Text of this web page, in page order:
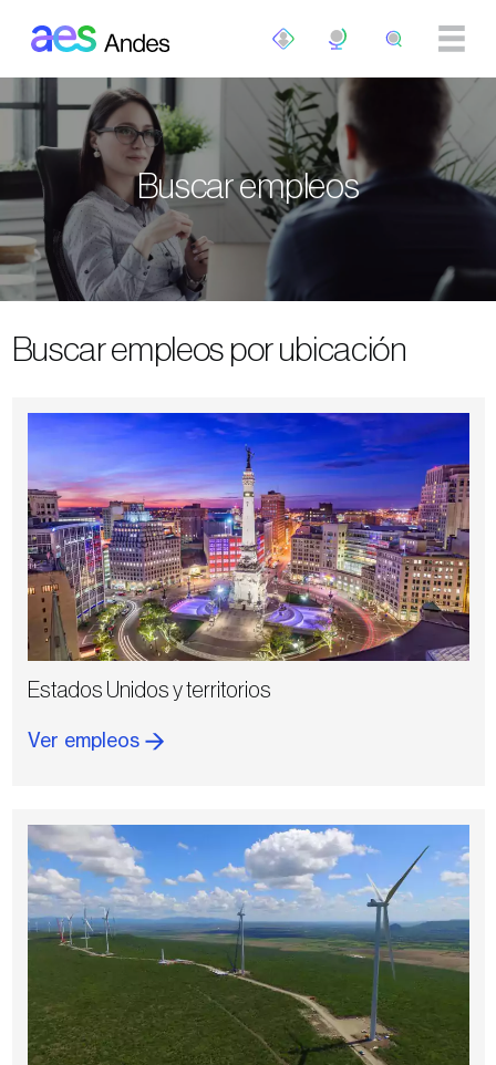
Buscar empleos
Buscar empleos por ubicación
Estados Unidos y territorios
Ver empleos